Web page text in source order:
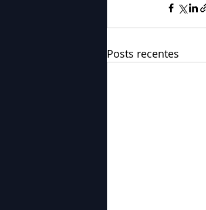
Posts recentes